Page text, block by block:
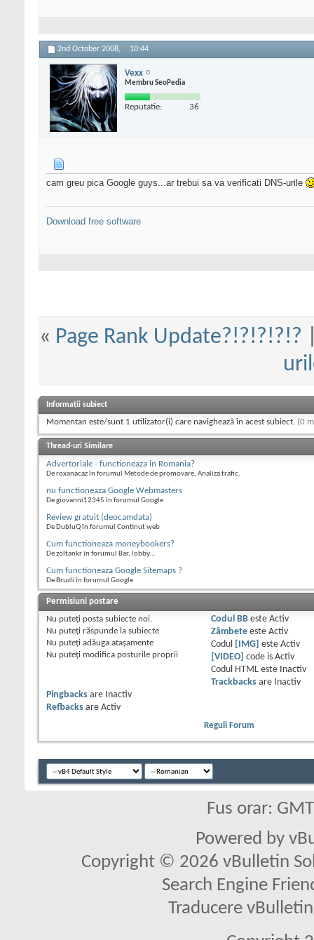
2nd October 2008, 10:44
Vexx
Membru SeoPedia
Reputatie: 36
cam greu pica Google guys...ar trebui sa va verificati DNS-urile
Download free software
« Page Rank Update?!?!?!?!?
Informații subiect
Momentan este/sunt 1 utilizator(i) care navighează în acest subiect. (0
Thread-uri Similare
Advertoriale - functioneaza in Romania?
De roxanacaz în forumul Metode de promovare, Analiza trafic.
nu functioneaza Google Webmasters
De giovanni12345 în forumul Google
Review gratuit (deocamdata)
De DubluQ în forumul Continut web
Cum functioneaza moneybookers?
De zoltankr în forumul Bar, lobby...
Cum functioneaza Google Sitemaps ?
De Bruzli în forumul Google
Permisiuni postare
Nu puteţi posta subiecte noi.
Nu puteţi răspunde la subiecte
Nu puteţi adăuga ataşamente
Nu puteţi modifica posturile proprii
Codul BBeste Activ
Zâmbeteeste Activ
Codul
[IMG] este Activ
[VIDEO] code is Activ
Codul HTML este
Inactiv
Trackbacksare
Inactiv
Pingbacks are
Inactiv
Refbacks are Activ
Reguli Forum
Fus orar:
Powered by
Copyright © 2026 vBulletin
Search Engine
Traducere